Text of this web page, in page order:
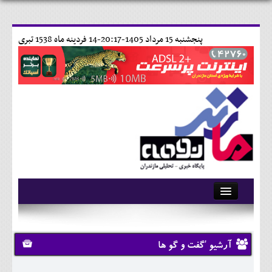
14 فردينه ماه 1538 تبری پنجشنبه 15 مرداد 1405-20:17-
آرشیو
تماس با ما
وبلاگ
آرشیو 'گفت و گو ها